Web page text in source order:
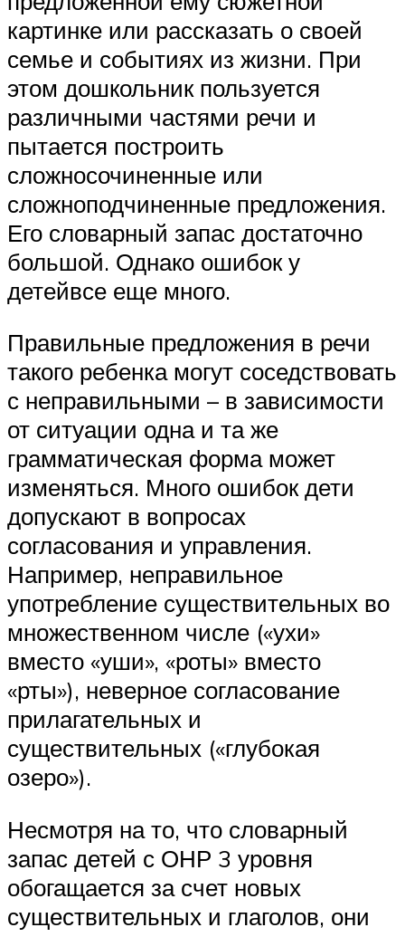
картинке или рассказать о своей
семье и событиях из жизни. При
этом дошкольник пользуется
различными частями речи и
пытается построить
сложносочиненные или
сложноподчиненные предложения.
Его словарный запас достаточно
большой. Однако ошибок у
детейвсе еще много.
Правильные предложения в речи
такого ребенка могут соседствовать
с неправильными – в зависимости
от ситуации одна и та же
грамматическая форма может
изменяться. Много ошибок дети
допускают в вопросах
согласования и управления.
Например, неправильное
употребление существительных во
множественном числе («ухи»
вместо «уши», «роты» вместо
«рты»), неверное согласование
прилагательных и
существительных («глубокая
озеро»).
Несмотря на то, что словарный
запас детей с ОНР 3 уровня
обогащается за счет новых
существительных и глаголов, они